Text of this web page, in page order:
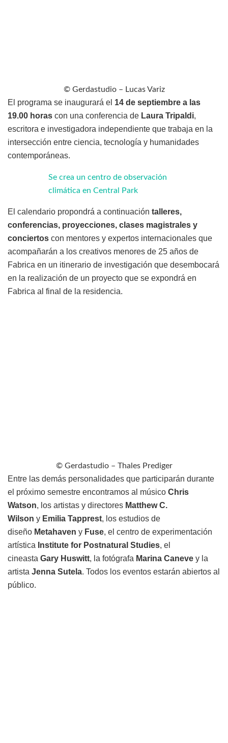
© Gerdastudio – Lucas Variz
El programa se inaugurará el 14 de septiembre a las
19.00 horas con una conferencia de Laura Tripaldi,
escritora e investigadora independiente que trabaja en la
intersección entre ciencia, tecnología y humanidades
contemporáneas.
Se crea un centro de observación
climática en Central Park
El calendario propondrá a continuación talleres,
conferencias, proyecciones, clases magistrales y
conciertos con mentores y expertos internacionales que
acompañarán a los creativos menores de 25 años de
Fabrica en un itinerario de investigación que desembocará
en la realización de un proyecto que se expondrá en
Fabrica al final de la residencia.
© Gerdastudio – Thales Prediger
Entre las demás personalidades que participarán durante
el próximo semestre encontramos al músico Chris
Watson, los artistas y directores Matthew C.
Wilson y Emilia Tapprest, los estudios de
diseño Metahaven y Fuse, el centro de experimentación
artística Institute for Postnatural Studies, el
cineasta Gary Huswitt, la fotógrafa Marina Caneve y la
artista Jenna Sutela. Todos los eventos estarán abiertos al
público.